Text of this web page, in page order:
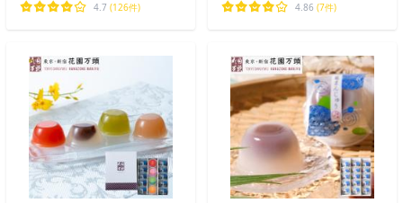
ピング店
4.7 (126件)
ップ
4.86 (7件)